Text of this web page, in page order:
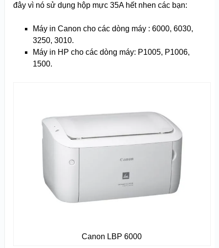
đây vì nó sử dụng hộp mực 35A hết nhen các bạn:
Máy in Canon cho các dòng máy : 6000, 6030,
3250, 3010.
Máy in HP cho các dòng máy: P1005, P1006,
1500.
Canon LBP 6000